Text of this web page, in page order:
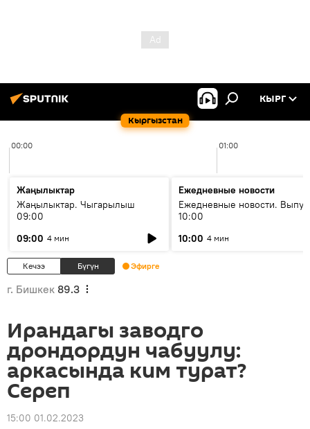
Кыргызстан
КЫРГ
00:00 01:00
Жаңылыктар
Жаңылыктар. Чыгарылыш
09:00
09:00 4 мин
Ежедневные новости
Ежедневные новости.
10:00
10:00 4 мин
Кечээ Бүгүн Эфирге
г. Бишкек 89.3
Ирандагы заводго
дрондордун чабуулу:
аркасында ким турат?
Сереп
15:00 01.02.2023